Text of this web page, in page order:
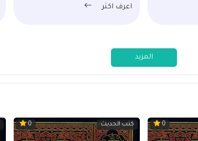
اعرف اكثر
المزيد
0 كتب الحديث 0